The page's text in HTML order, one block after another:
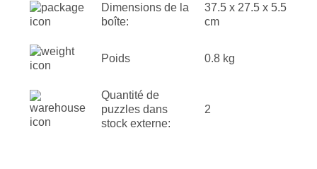
Dimensions de la
boîte:
37.5 x 27.5 x 5.5
cm
Poids 0.8 kg
Quantité de
puzzles dans
stock externe:
2